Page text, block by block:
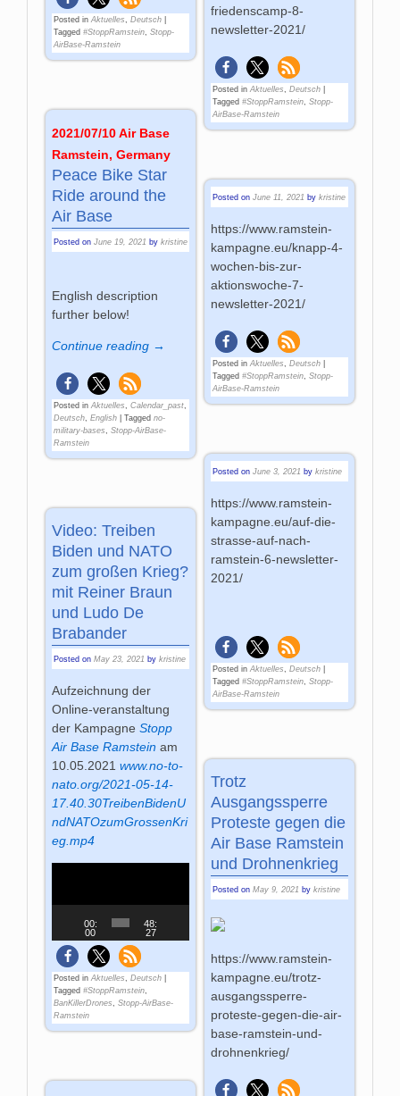
Posted in Aktuelles ,Deutsch
Tagged #StoppRamstein ,Stopp-
AirBase-Ramstein
friedenscamp-8-
newsletter-2021/
Posted in Aktuelles Deutsch|
Tagged #StoppRamstein, Stopp-
AirBase-Ramstein
2021/07/10 Air Base
Ramstein, Germany
Peace Bike Star
Ride around the
Air Base
Posted onJune 19, 2021 bykristine
English description
further below!
Continue reading →
Posted in Aktuelles ,Calendar_past
Deutsch ,English |Tagged no-
military-bases
,Stopp-AirBase-
Ramstein
Posted on June 11, 2021 by kristine
https://www.ramstein-
kampagne.eu/knapp-4-
wochen-bis-zur-
aktionswoche-7-
newsletter-2021/
Posted in Aktuelles Deutsch|
Tagged #StoppRamstein, Stopp-
AirBase-Ramstein
Posted on June 3, 2021 by kristine
https://www.ramstein-
kampagne.eu/auf-die-
strasse-auf-nach-
ramstein-6-newsletter-
2021/
Posted in Aktuelles Deutsch|
Tagged #StoppRamstein, Stopp-
AirBase-Ramstein
Video: Treiben
Biden und NATO
zum großen Krieg?
mit Reiner Braun
und Ludo De
Brabander
Posted onMay 23, 2021 bykristine
Aufzeichnung der
Online-veranstaltung
der KampagneStopp
Air Base Ramstein am
10.05.2021www.no-to-
nato.org/2021-05-14-
17.40.30TreibenBidenU
ndNATOzumGrossenKri
eg.mp4
00:
00
48:
27
Posted in Aktuelles ,Deutsch
Tagged #StoppRamstein
BanKillerDrones
,Stopp-AirBase-
Ramstein
Trotz
Ausgangssperre
Proteste gegen die
Air Base Ramstein
und Drohnenkrieg
Posted on May 9, 2021 by kristine
https://www.ramstein-
kampagne.eu/trotz-
ausgangssperre-
proteste-gegen-die-air-
base-ramstein-und-
drohnenkrieg/